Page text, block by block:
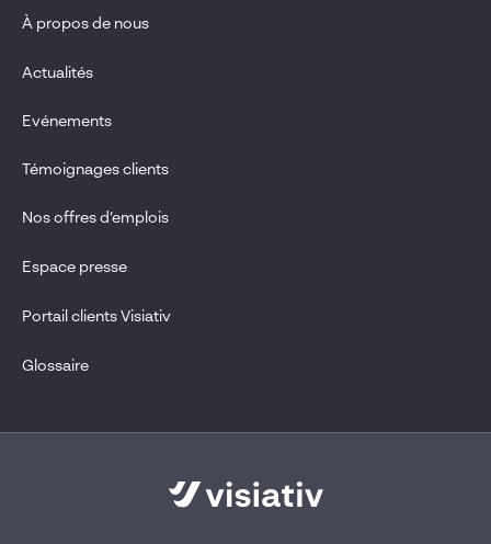
À propos de nous
Actualités
Evénements
Témoignages clients
Nos offres d’emplois
Espace presse
Portail clients Visiativ
Glossaire